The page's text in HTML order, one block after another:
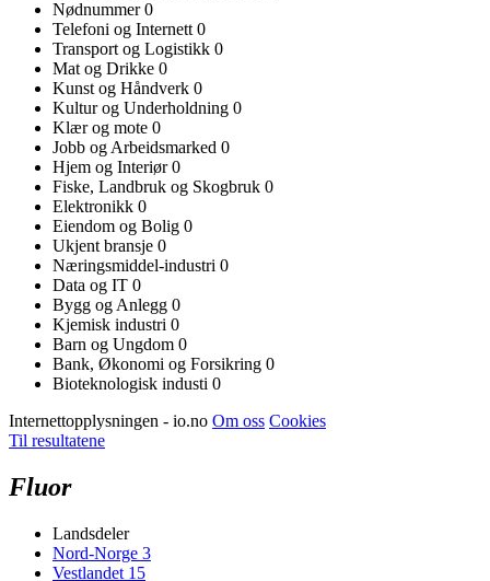
Nødnummer0
Telefoni og Internett 0
Transport og Logistikk 0
Mat og Drikke 0
Kunst og Håndverk 0
Kultur og Underholdning 0
Klær og mote 0
Jobb og Arbeidsmarked 0
Hjem og Interiør0
Fiske, Landbruk og Skogbruk 0
Elektronikk 0
Eiendom og Bolig 0
Ukjent bransje 0
Næringsmiddel-industri 0
Data og IT 0
Bygg og Anlegg 0
Kjemisk industri 0
Barn og Ungdom 0
Bank, Økonomi og Forsikring 0
Bioteknologisk industi 0
Internettopplysningen - io.no Om oss Cookies
Til resultatene
Fluor
Landsdeler
Nord-Norge 3
Vestlandet 15